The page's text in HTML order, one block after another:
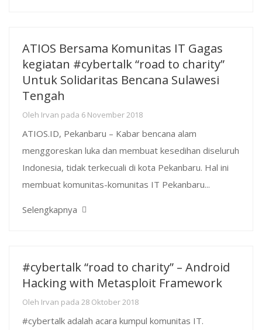
ATIOS Bersama Komunitas IT Gagas
kegiatan #cybertalk “road to charity”
Untuk Solidaritas Bencana Sulawesi
Tengah
Oleh Irvan pada 6 November 2018
ATIOS.ID, Pekanbaru – Kabar bencana alam
menggoreskan luka dan membuat kesedihan diseluruh
Indonesia, tidak terkecuali di kota Pekanbaru. Hal ini
membuat komunitas-komunitas IT Pekanbaru...
Selengkapnya
#cybertalk “road to charity” – Android
Hacking with Metasploit Framework
Oleh Irvan pada 28 Oktober 2018
#cybertalk adalah acara kumpul komunitas IT.